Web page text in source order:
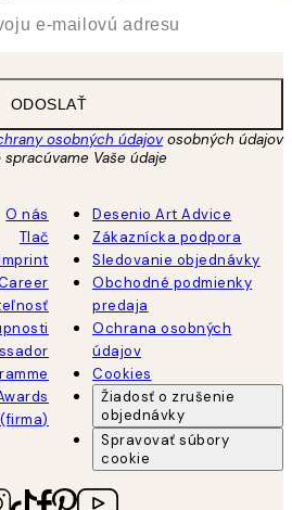
ODOSLAŤ
osobných údajovosobných údajov
spracúvame Vaše údaje
O nás
Tlač
Desenio Art Advice
Zákaznícka podpora
Sledovanie objednávky
Obchodné podmienky
predaja
Ochrana osobných
údajov
Cookies
Žiadosť o zrušenie
objednávky
Spravovať súbory
cookie